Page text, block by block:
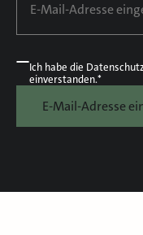
Ich habe die
einverstanden.*
E-Mail-Adresse